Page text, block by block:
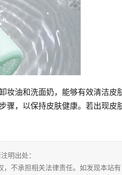
油和洗面奶，能够有效清洁皮肤
骤，以保持皮肤健康。若出现皮
明出处：
不承担相关法律责任。如发现本站有